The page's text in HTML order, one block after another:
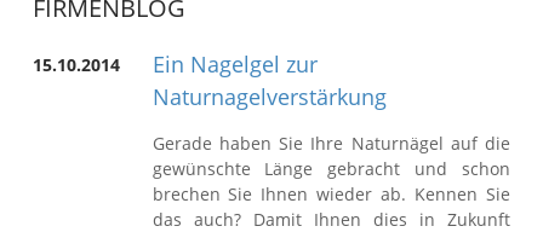
FIRMENBLOG
15.10.2014
Ein Nagelgel zur
Naturnagelverstärkung
Gerade haben Sie Ihre Naturnägel auf die
gewünschte Länge gebracht und schon
brechen Sie Ihnen wieder ab. Kennen Sie
das auch? Damit Ihnen dies in Zukunft